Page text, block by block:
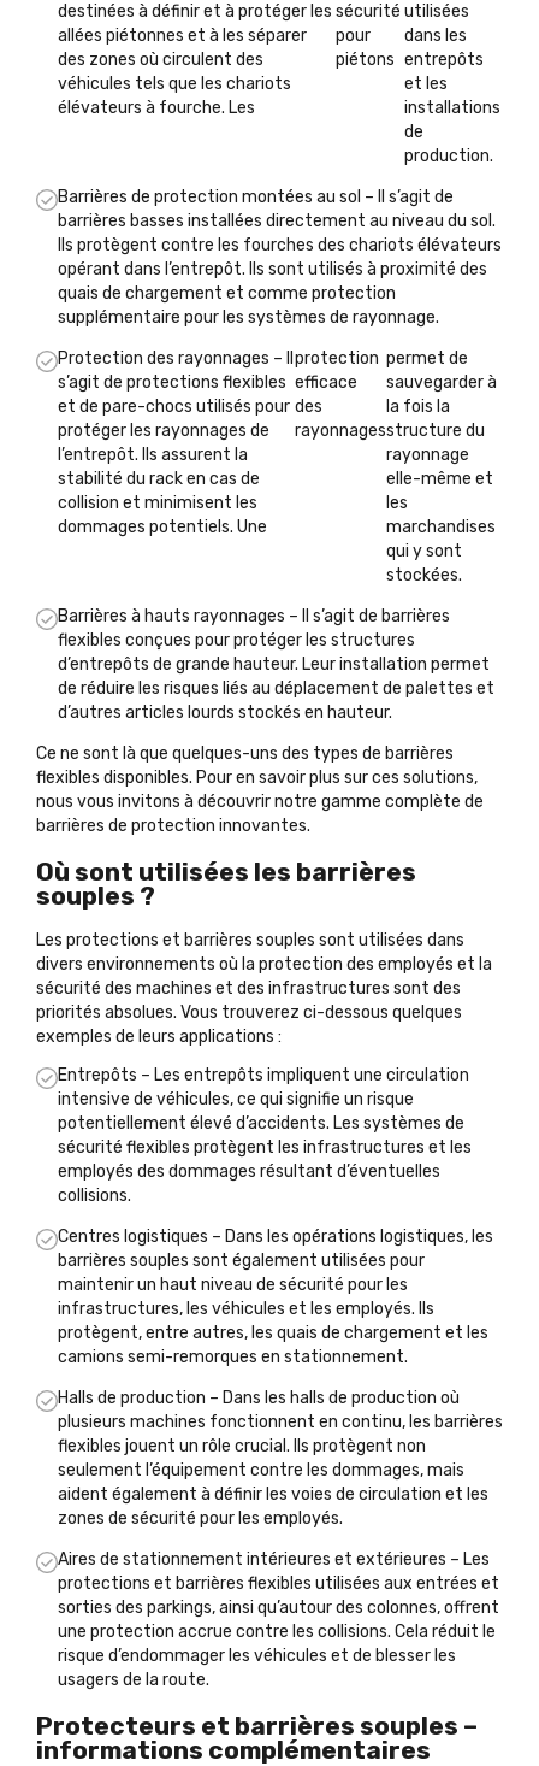
destinées à définir et à protéger les
allées piétonnes et à les séparer
des zones où circulent des
véhicules tels que les chariots
élévateurs à fourche. Les
sécurité
pour
piétons
utilisées
dans les
entrepôts
et les
installations
de
production.
Barrières de protection montées au sol – Il s’agit de
barrières basses installées directement au niveau du sol.
Ils protègent contre les fourches des chariots élévateurs
opérant dans l’entrepôt. Ils sont utilisés à proximité des
quais de chargement et comme protection
supplémentaire pour les systèmes de rayonnage.
Protection des rayonnages – Il
s’agit de protections flexibles
et de pare-chocs utilisés pour
protéger les rayonnages de
l’entrepôt. Ils assurent la
stabilité du rack en cas de
collision et minimisent les
dommages potentiels. Une
protection
efficace
des
rayonnages
permet de
sauvegarder à
la fois la
structure du
rayonnage
elle-même et
les
marchandises
qui y sont
stockées.
Barrières à hauts rayonnages – Il s’agit de barrières
flexibles conçues pour protéger les structures
d’entrepôts de grande hauteur. Leur installation permet
de réduire les risques liés au déplacement de palettes et
d’autres articles lourds stockés en hauteur.
Ce ne sont là que quelques-uns des types de barrières
flexibles disponibles. Pour en savoir plus sur ces solutions,
nous vous invitons à découvrir notre gamme complète de
barrières de protection innovantes.
Où sont utilisées les barrières
souples ?
Les protections et barrières souples sont utilisées dans
divers environnements où la protection des employés et la
sécurité des machines et des infrastructures sont des
priorités absolues. Vous trouverez ci-dessous quelques
exemples de leurs applications :
Entrepôts – Les entrepôts impliquent une circulation
intensive de véhicules, ce qui signifie un risque
potentiellement élevé d’accidents. Les systèmes de
sécurité flexibles protègent les infrastructures et les
employés des dommages résultant d’éventuelles
collisions.
Centres logistiques – Dans les opérations logistiques, les
barrières souples sont également utilisées pour
maintenir un haut niveau de sécurité pour les
infrastructures, les véhicules et les employés. Ils
protègent, entre autres, les quais de chargement et les
camions semi-remorques en stationnement.
Halls de production – Dans les halls de production où
plusieurs machines fonctionnent en continu, les barrières
flexibles jouent un rôle crucial. Ils protègent non
seulement l’équipement contre les dommages, mais
aident également à définir les voies de circulation et les
zones de sécurité pour les employés.
Aires de stationnement intérieures et extérieures – Les
protections et barrières flexibles utilisées aux entrées et
sorties des parkings, ainsi qu’autour des colonnes, offrent
une protection accrue contre les collisions. Cela réduit le
risque d’endommager les véhicules et de blesser les
usagers de la route.
Protecteurs et barrières souples –
informations complémentaires